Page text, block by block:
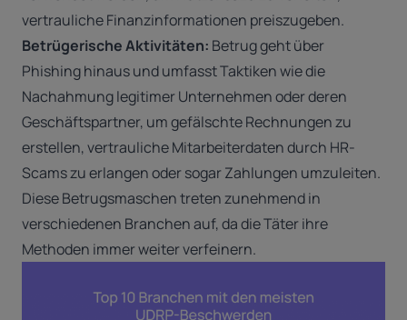
vertrauliche Finanzinformationen preiszugeben.
Betrügerische Aktivitäten: Betruggeht über
Phishing hinaus und umfasst Taktiken wie die
Nachahmung legitimer Unternehmen oder deren
Geschäftspartner, um gefälschte Rechnungen zu
erstellen, vertrauliche Mitarbeiterdaten durch HR-
Scams zu erlangen oder sogar Zahlungen umzuleiten.
Diese Betrugsmaschen treten zunehmend in
verschiedenen Branchen auf, da die Täter ihre
Methoden immer weiter verfeinern.